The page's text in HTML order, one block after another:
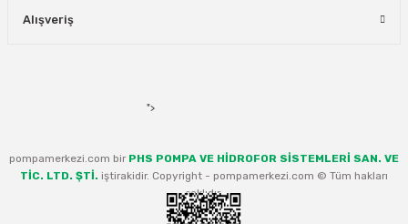
Alışveriş
">
pompamerkezi.com bir PHS POMPA VE HİDROFOR SİSTEMLERİ SAN. VE
TİC. LTD. ŞTİ. iştirakidir. Copyright - pompamerkezi.com © Tüm hakları
saklıdır.